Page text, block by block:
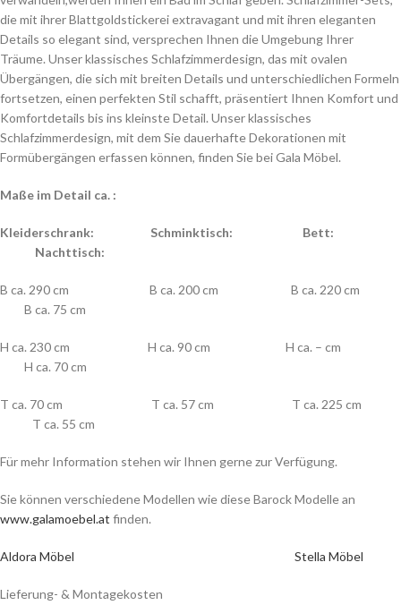
die mit ihrer Blattgoldstickerei extravagant und mit ihren eleganten
Details so elegant sind, versprechen Ihnen die Umgebung Ihrer
Träume. Unser klassisches Schlafzimmerdesign, das mit ovalen
Übergängen, die sich mit breiten Details und unterschiedlichen Formeln
fortsetzen, einen perfekten Stil schafft, präsentiert Ihnen Komfort und
Komfortdetails bis ins kleinste Detail. Unser klassisches
Schlafzimmerdesign, mit dem Sie dauerhafte Dekorationen mit
Formübergängen erfassen können, finden Sie bei Gala Möbel.
Maße im Detail ca. :
Kleiderschrank: Schminktisch: Bett:
Nachttisch:
B ca. 290 cm B ca. 200 cm B ca. 220 cm
B ca. 75 cm
H ca. 230 cm H ca. 90 cm H ca. – cm
H ca. 70 cm
T ca. 70 cm T ca. 57 cm T ca. 225 cm
T ca. 55 cm
Für mehr Information stehen wir Ihnen gerne zur Verfügung.
Sie können verschiedene Modellen wie diese Barock Modelle an
www.galamoebel.at finden.
Aldora Möbel Stella Möbel
Lieferung- & Montagekosten